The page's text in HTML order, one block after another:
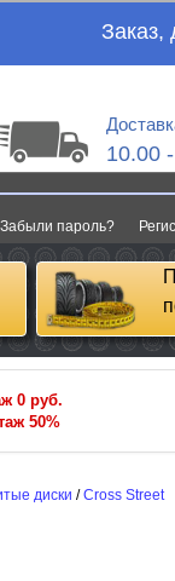
Заказ,
10.00
Забыли пароль?
0 руб.
50%
диски /Cross Street